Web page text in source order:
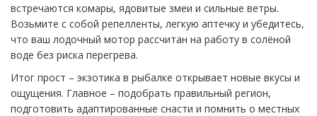
встречаются комары, ядовитые змеи и сильные ветры.
Возьмите с собой репелленты, легкую аптечку и убедитесь,
что ваш лодочный мотор рассчитан на работу в солёной
воде без риска перегрева.
Итог прост – экзотика в рыбалке открывает новые вкусы и
ощущения. Главное – подобрать правильный регион,
подготовить адаптированные снасти и помнить о местных